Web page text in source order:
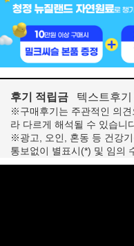
후기 적립금 텍스트후기
※구매후기는 주관적인 의
라 다르게 해석될 수 있습니
※광고, 오인, 혼동 등 건강
통보없이 별표시(*) 및 임의